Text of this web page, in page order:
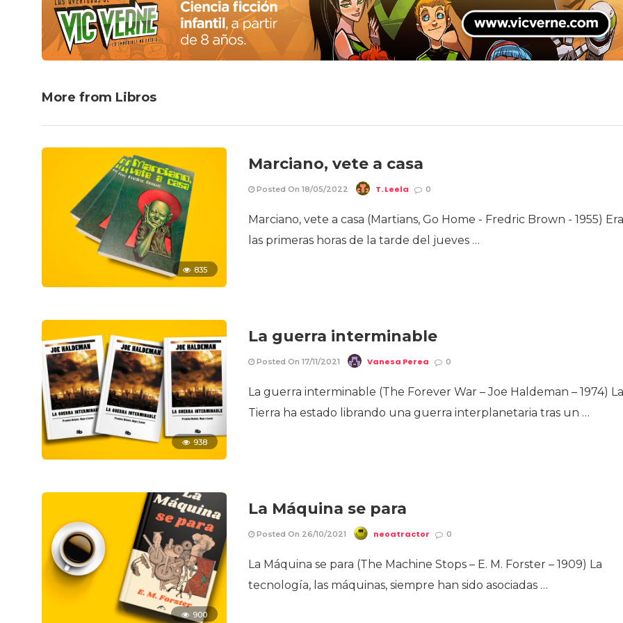
More from Libros
835
Marciano, vete a casa
Posted On 18/05/2022 T. Leela 0
Marciano, vete a casa (Martians, Go Home - Fredric Brown - 1955)
las primeras horas de la tarde del jueves …
938
La guerra interminable
Posted On 17/11/2021 Vanesa Perea 0
La guerra interminable (The Forever War – Joe Haldeman – 1974)
Tierra ha estado librando una guerra interplanetaria tras un …
900
La Máquina se para
Posted On 26/10/2021 neoatractor 0
La Máquina se para (The Machine Stops – E. M. Forster – 1909) La
tecnología, las máquinas, siempre han sido asociadas …